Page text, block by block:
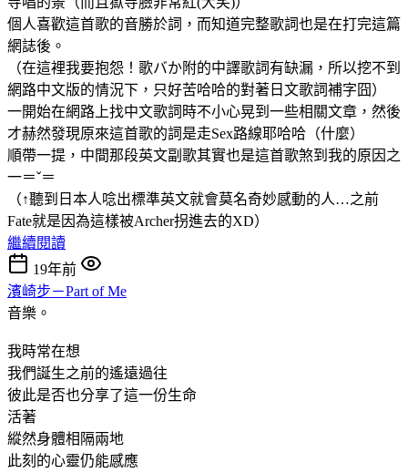
個人喜歡這首歌的音勝於詞，而知道完整歌詞也是在打完這篇
網誌後。
（在這裡我要抱怨！歌バか附的中譯歌詞有缺漏，所以挖不到
網路中文版的情況下，只好苦哈哈的對著日文歌詞補字囧）
一開始在網路上找中文歌詞時不小心晃到一些相關文章，然後
才赫然發現原來這首歌的詞是走Sex路線耶哈哈（什麼）
順帶一提，中間那段英文副歌其實也是這首歌煞到我的原因之
一＝ˇ＝
（↑聽到日本人唸出標準英文就會莫名奇妙感動的人…之前
Fate就是因為這樣被Archer拐進去的XD）
繼續閱讀
19年前
濱崎步－Part of Me
音樂。
我時常在想
我們誕生之前的遙遠過往
彼此是否也分享了這一份生命
活著
縱然身體相隔兩地
此刻的心靈仍能感應